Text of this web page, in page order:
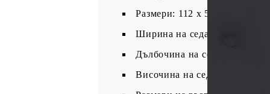
Размери: 112 x 55 x 94 см
Ширина на седалката: 82 см
Дълбочина на седалката: 45
Височина на седалката от